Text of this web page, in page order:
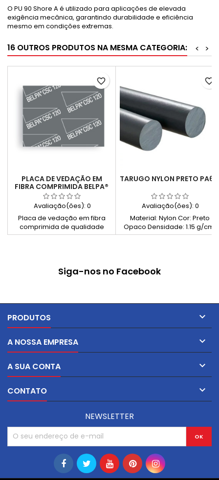
O PU 90 Shore A é utilizado para aplicações de elevada
exigência mecânica, garantindo durabilidade e eficiência
mesmo em condições extremas.
16 OUTROS PRODUTOS NA MESMA CATEGORIA: >
<
PLACA DE VEDAÇÃO EM
FIBRA COMPRIMIDA BELPA®
CSC-120 (QUALIDADE
PREMIUM, SEM AMIANTO)
Avaliação(ões): 0
Placa de vedação em fibra
comprimida de qualidade
premium, sem amianto,
borracha NBR. Apresenta
elevada resistência mecânica
uma ampla gama de
aplicações industriais.
favorite_border
TARUGO NYLON PRETO PA6G
Avaliação(ões): 0
Material: Nylon Cor: Preto
Opaco Densidade: 1.15 g/cm³
favorite_border
Siga-nos no Facebook
PRODUTOS 
A NOSSA EMPRESA 
A SUA CONTA 
CONTATO 
NEWSLETTER